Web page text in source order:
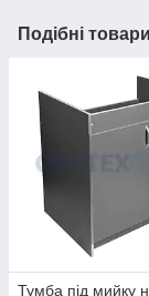
Подібні
Тумба під мийку